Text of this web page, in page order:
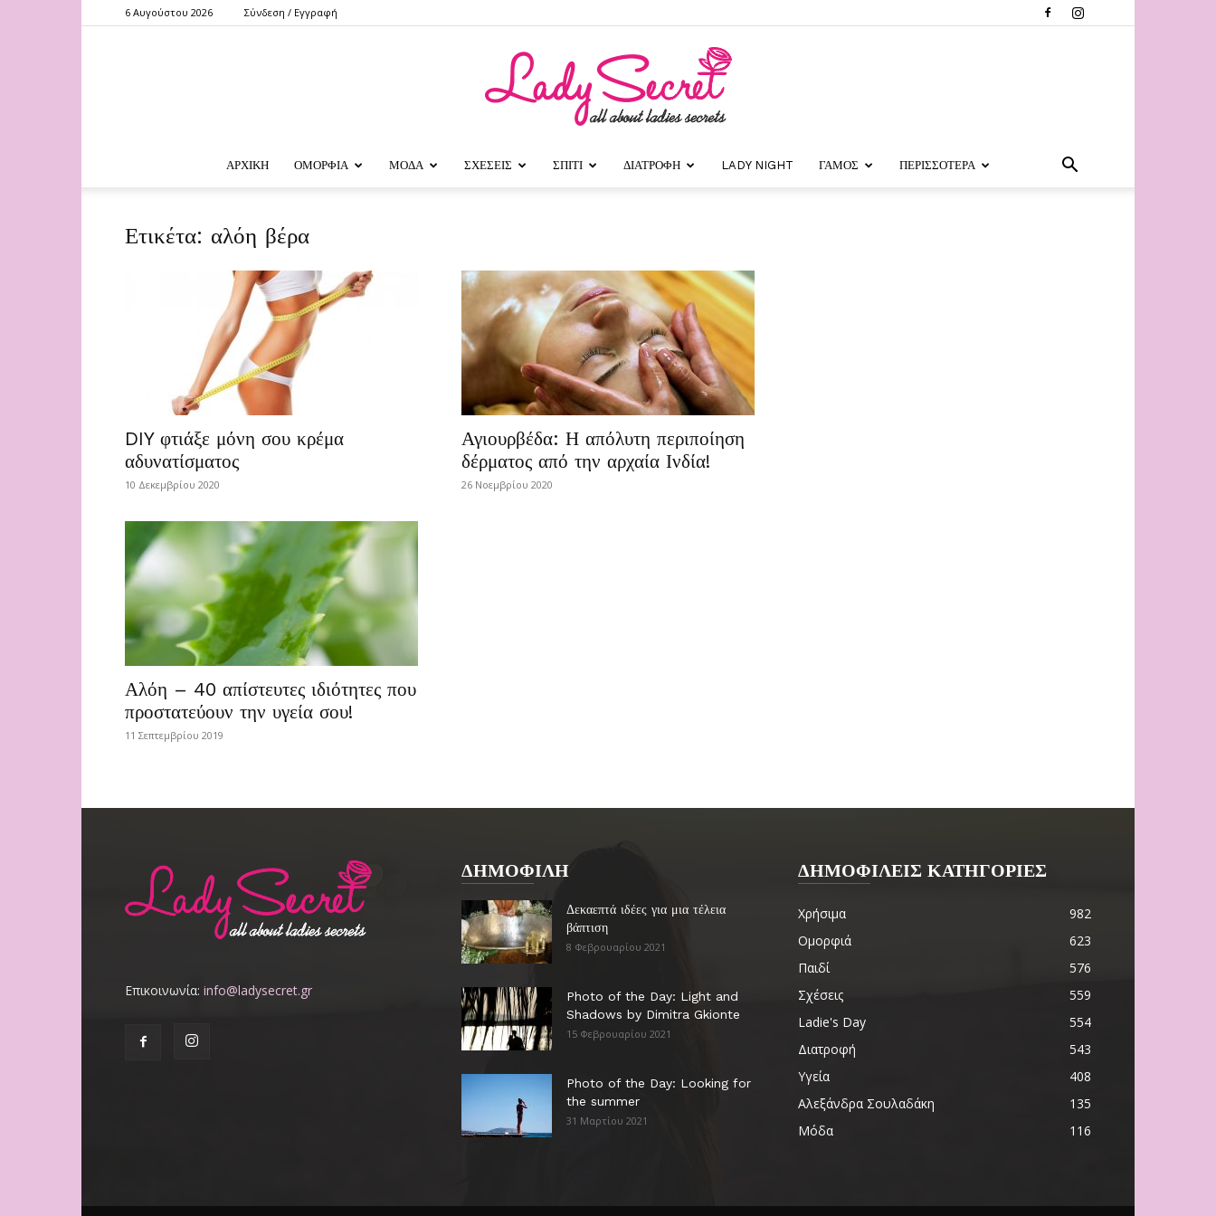
6 Αυγούστου 2026 Σύνδεση / Εγγραφή
Secret
ΑΡΧΙΚΗ ΟΜΟΡΦΙΑ ΜΟΔΑ ΣΧΕΣΕΙΣ ΣΠΙΤΙ ΔΙΑΤΡΟΦΗ LADY NIGHT ΓΑΜΟΣ ΠΕΡΙΣΣΟΤΕΡΑ
Ετικέτα: αλόη βέρα
DIY φτιάξε μόνη σου κρέμα
αδυνατίσματος
10 Δεκεμβρίου 2020
Αγιουρβέδα: Η απόλυτη περιποίηση
δέρματος από την αρχαία Ινδία!
26 Νοεμβρίου 2020
Αλόη – 40 απίστευτες ιδιότητες που
προστατεύουν την υγεία σου!
11 Σεπτεμβρίου 2019
Επικοινωνία: info@ladysecret.gr
ΔΗΜΟΦΙΛΗ
Δεκαεπτά ιδέες για μια τέλεια
βάπτιση
8 Φεβρουαρίου 2021
Photo of the Day: Light and
Shadows by Dimitra Gkionte
15 Φεβρουαρίου 2021
Photo of the Day: Looking for
the summer
31 Μαρτίου 2021
ΔΗΜΟΦΙΛΕΙΣ ΚΑΤΗΓΟΡΙΕΣ
Χρήσιμα
982
Ομορφιά
623
Παιδί
576
Σχέσεις
559
Ladie's Day
554
Διατροφή
543
Υγεία
408
Αλεξάνδρα Σουλαδάκη
135
Μόδα
116